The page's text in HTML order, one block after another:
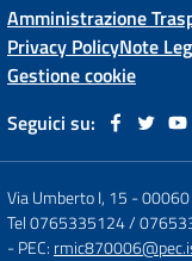
Amministrazione
Privacy PolicyNote
Gestione cookie
Seguici su:
Via Umberto I, 15 -00060
Tel 0765335124 /
- PEC: